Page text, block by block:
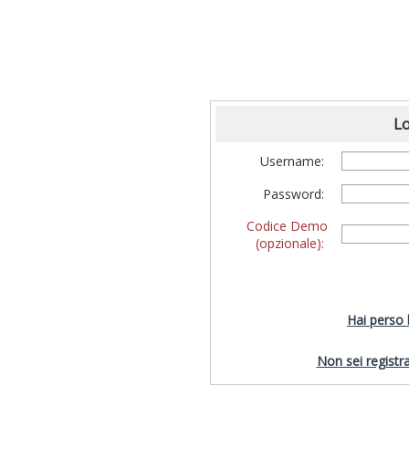
Username:
Password:
Codice Demo
(opzionale):
Hai perso
Non sei